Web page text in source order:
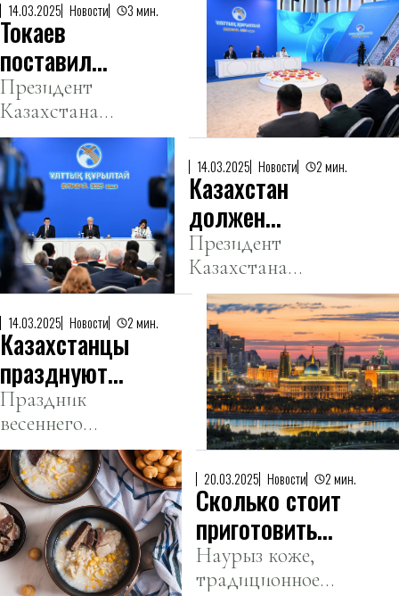
14.03.2025 Новости 3 мин.
Токаев
поставил
цель лучше
развивать
футбол в
Казахстане
Президент
Казахстана
Касым-
Жомарт
Токаев на IV
Национальном
курултае в
Бурабае
призвал к
уровня футбола
в стране.
14.03.2025 Новости 2 мин.
Казахстан
должен
добиться
прорыва в
цифровизации
и внедрении
искусственного
интеллекта —
Токаев
Президент
Казахстана
Касым-Жомарт
Токаев заявил о
необходимости
активного
развития
цифровых
технологий и
интеллекта (ИИ)
в стране.
14.03.2025 Новости 2 мин.
Казахстанцы
празднуют
Амал күні
Праздник
весеннего
обновления и
единства
людей
отмечается
сегодня по всей
стране.
20.03.2025 Новости 2 мин.
Сколько стоит
приготовить
Наурыз коже,
рассказали в
Наурыз коже,
традиционное